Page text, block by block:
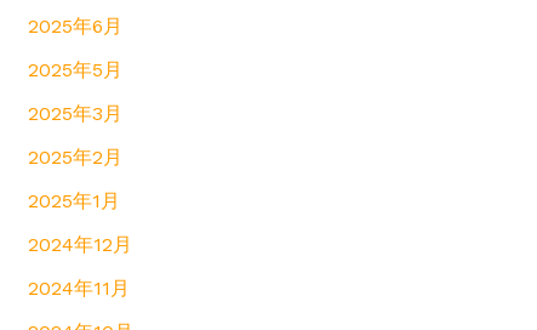
2025年6月
2025年5月
2025年3月
2025年2月
2025年1月
2024年12月
2024年11月